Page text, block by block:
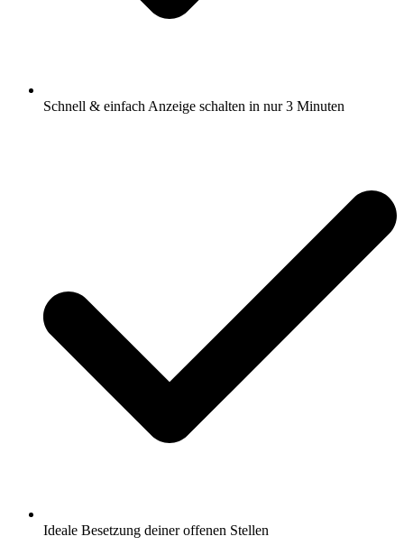
Schnell & einfach Anzeige schalten in nur 3 Minuten
Ideale Besetzung deiner offenen Stellen